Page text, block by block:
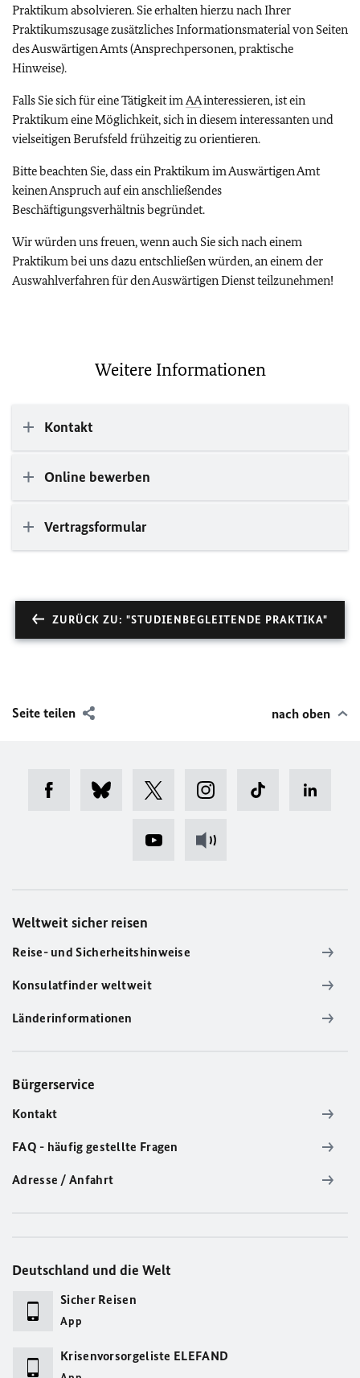
Praktikum absolvieren. Sie erhalten hierzu nach Ihrer
Praktikumszusage zusätzliches Informationsmaterial von Seiten
des Auswärtigen Amts (Ansprechpersonen, praktische
Hinweise).
Falls Sie sich für eine Tätigkeit imAAinteressieren, ist ein
Praktikum eine Möglichkeit, sich in diesem interessanten und
vielseitigen Berufsfeld frühzeitig zu orientieren.
Bitte beachten Sie, dass ein Praktikum im Auswärtigen Amt
keinen Anspruch auf ein anschließendes
Beschäftigungsverhältnis begründet.
Wir würden uns freuen, wenn auch Sie sich nach einem
Praktikum bei uns dazu entschließen würden, an einem der
Auswahlverfahren für den Auswärtigen Dienst teilzunehmen!
Weitere Informationen
Kontakt
Online bewerben
Vertragsformular
ZURÜCK ZU: "STUDIENBEGLEITENDE PRAKTIKA"
Seite teilen nach oben
Weltweit sicher reisen
Reise- und Sicherheitshinweise
Konsulatfinder weltweit
Länderinformationen
Bürgerservice
Kontakt
FAQ - häufig gestellte Fragen
Adresse / Anfahrt
Deutschland und die Welt
Sicher Reisen
App
Krisenvorsorgeliste ELEFAND